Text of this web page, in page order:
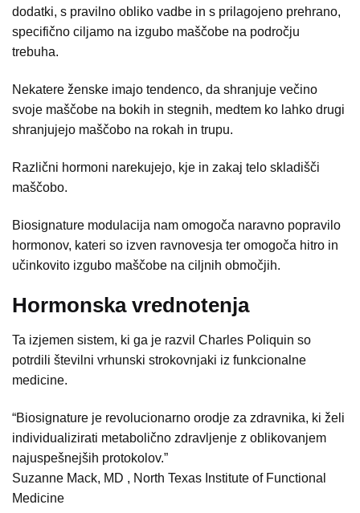
dodatki, s pravilno obliko vadbe in s prilagojeno prehrano,
specifično ciljamo na izgubo maščobe na področju
trebuha.
Nekatere ženske imajo tendenco, da shranjuje večino
svoje maščobe na bokih in stegnih, medtem ko lahko drugi
shranjujejo maščobo na rokah in trupu.
Različni hormoni narekujejo, kje in zakaj telo skladišči
maščobo.
Biosignature modulacija nam omogoča naravno popravilo
hormonov, kateri so izven ravnovesja ter omogoča hitro in
učinkovito izgubo maščobe na ciljnih območjih.
Hormonska vrednotenja
Ta izjemen sistem, ki ga je razvil Charles Poliquin so
potrdili številni vrhunski strokovnjaki iz funkcionalne
medicine.
“Biosignature je revolucionarno orodje za zdravnika, ki želi
individualizirati metabolično zdravljenje z oblikovanjem
najuspešnejših protokolov.”
Suzanne Mack, MD , North Texas Institute of Functional
Medicine